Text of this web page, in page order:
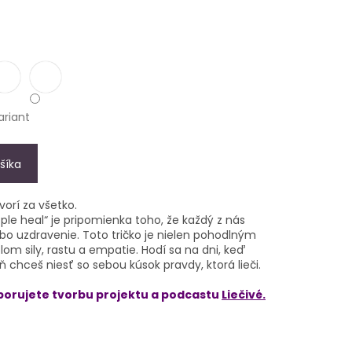
za všetko.
heal“ je pripomienka toho, že každý z nás
uzdravenie. Toto tričko je nielen pohodlným
sily, rastu a empatie. Hodí sa na dni, keď
chceš niesť so sebou kúsok pravdy, ktorá lieči.
tvorbu projektu a podcastu Liečivé.